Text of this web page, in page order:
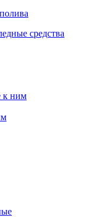
средства
к ним